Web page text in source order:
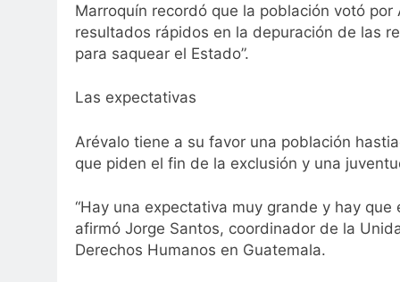
Marroquín recordó que la población votó
resultados rápidos en la depuración de las
para saquear el Estado”.
Las expectativas
Arévalo tiene a su favor una población
que piden el fin de la exclusión y una
“Hay una expectativa muy grande y hay
afirmó Jorge Santos, coordinador de la
Derechos Humanos en Guatemala.